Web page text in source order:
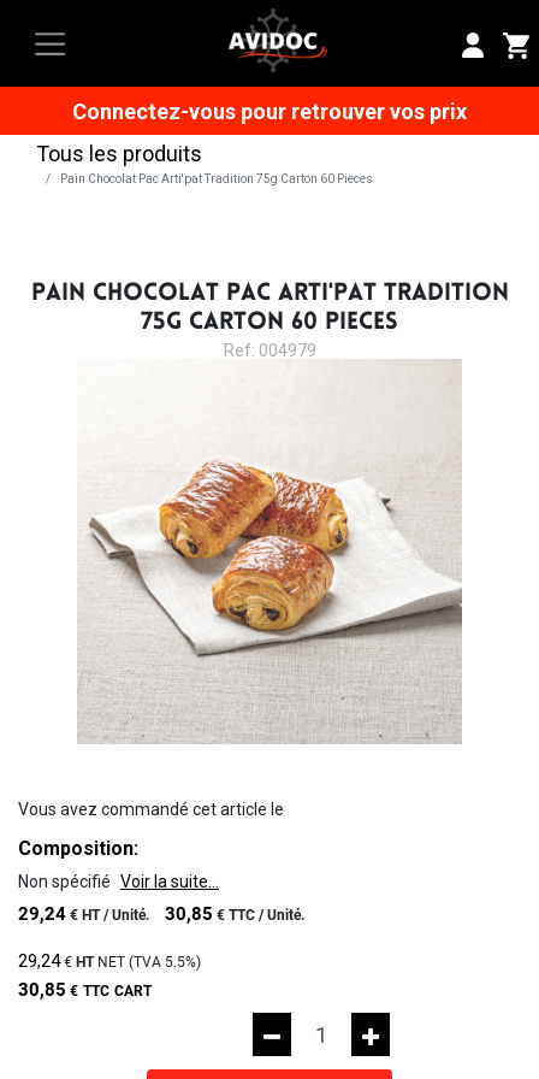
Connectez-vous pour retrouver vos prix
Tous les produits
Pain Chocolat Pac Arti'pat Tradition 75g Carton 60 Pieces
PAIN CHOCOLAT PAC ARTI'PAT TRADITION
75G CARTON 60 PIECES
Ref: 004979
Vous avez commandé cet article le
Composition:
Non spécifié Voir la suite...
29,24 € HT /Unité. 30,85 € TTC /Unité.
29,24€ HTNET (TVA 5.5%)
30,85 € TTC CART